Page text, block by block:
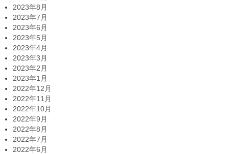
2023年8月
2023年7月
2023年6月
2023年5月
2023年4月
2023年3月
2023年2月
2023年1月
2022年12月
2022年11月
2022年10月
2022年9月
2022年8月
2022年7月
2022年6月